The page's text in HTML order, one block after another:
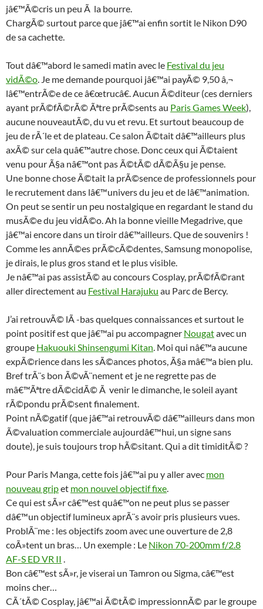
jâ€™Ã©cris un peu Ã la bourre.
ChargÃ© surtout parce que jâ€™ai enfin sortit le Nikon D90
de sa cachette.
Tout dâ€™abord le samedi matin avec le Festival du jeu
vidÃ©o. Je me demande pourquoi jâ€™ai payÃ© 9,50 â‚¬
lâ€™entrÃ©e de ce â€œtrucâ€. Aucun Ã©diteur (ces derniers
ayant prÃ©fÃ©rÃ© Ãªtre prÃ©sents au Paris Games Week),
aucune nouveautÃ©, du vu et revu. Et surtout beaucoup de
jeu de rÃ´le et de plateau. Ce salon Ã©tait dâ€™ailleurs plus
axÃ© sur cela quâ€™autre chose. Donc ceux qui Ã©taient
venu pour Ã§a nâ€™ont pas Ã©tÃ© dÃ©Ã§u je pense.
Une bonne chose Ã©tait la prÃ©sence de professionnels pour
le recrutement dans lâ€™univers du jeu et de lâ€™animation.
On peut se sentir un peu nostalgique en regardant le stand du
musÃ©e du jeu vidÃ©o. Ah la bonne vieille Megadrive, que
jâ€™ai encore dans un tiroir dâ€™ailleurs. Que de souvenirs !
Comme les annÃ©es prÃ©cÃ©dentes, Samsung monopolise,
je dirais, le plus gros stand et le plus visible.
Je nâ€™ai pas assistÃ© au concours Cosplay, prÃ©fÃ©rant
aller directement au Festival Harajuku au Parc de Bercy.
J’ai retrouvÃ© lÃ -bas quelques connaissances et surtout le
point positif est que jâ€™ai pu accompagner Nougatavec un
groupe Hakuouki Shinsengumi Kitan. Moi qui nâ€™a aucune
expÃ©rience dans les sÃ©ances photos, Ã§a mâ€™a bien plu.
Bref trÃ¨s bon Ã©vÃ¨nement et je ne regrette pas de
mâ€™Ãªtre dÃ©cidÃ© Ã venir le dimanche, le soleil ayant
rÃ©pondu prÃ©sent finalement.
Point nÃ©gatif (que jâ€™ai retrouvÃ© dâ€™ailleurs dans mon
Ã©valuation commerciale aujourdâ€™hui, un signe sans
doute), je suis toujours trop hÃ©sitant. Qui a dit timiditÃ© ?
Pour Paris Manga, cette fois jâ€™ai pu y aller avec mon
nouveau gripet mon nouvel objectif fixe.
Ce qui est sÃ»r câ€™est quâ€™on ne peut plus se passer
dâ€™un objectif lumineux aprÃ¨s avoir pris plusieurs vues.
ProblÃ¨me : les objectifs zoom avec une ouverture de 2,8
coÃ»tent un bras… Un exemple : Le Nikon 70-200mm f/2.8
AF-S ED VR II .
Bon câ€™est sÃ»r, je viserai un Tamron ou Sigma, câ€™est
moins cher…
CÃ´tÃ© Cosplay, jâ€™ai Ã©tÃ© impressionnÃ© par le groupe